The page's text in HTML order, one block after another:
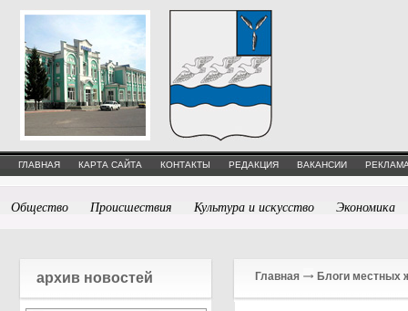
ГЛАВНАЯ КАРТА САЙТА КОНТАКТЫ РЕДАКЦИЯ ВАКАНСИИ
Общество Происшествия Культура и искусство Экономика
архив новостей Главная Блоги местных